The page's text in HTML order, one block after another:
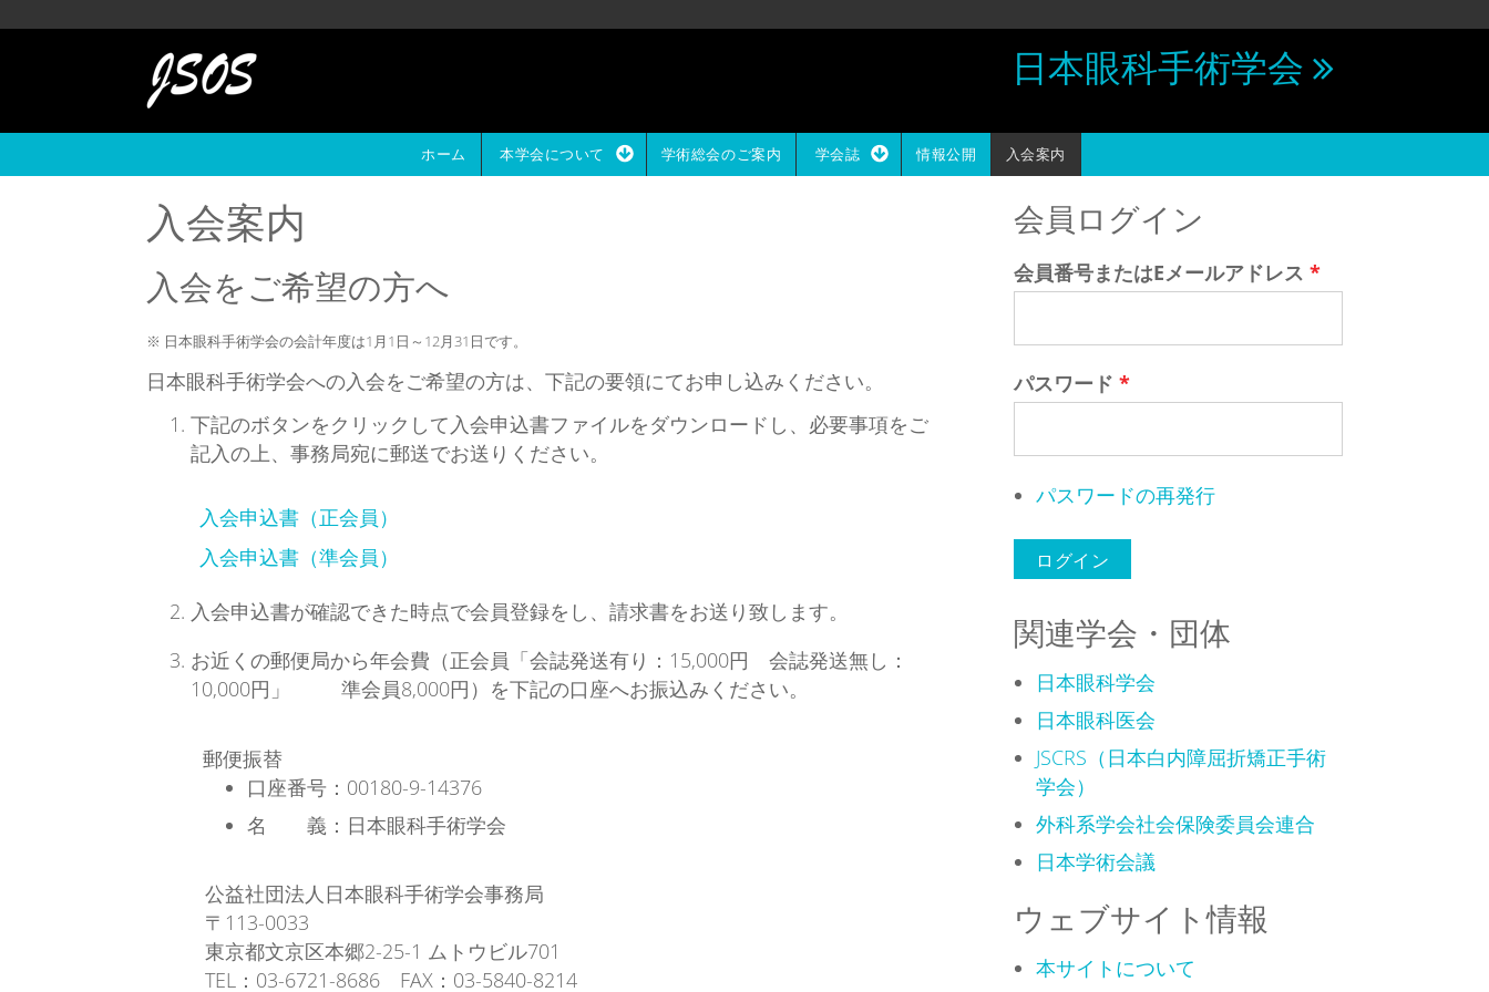
日本眼科手術学会
ホーム 本学会について 学術総会のご案内 学会誌 情報公開 入会案内
入会案内
入会をご希望の方へ
※ 日本眼科手術学会の会計年度は1月1日～12月31日です。
日本眼科手術学会への入会をご希望の方は、下記の要領にてお申し込みください。
下記のボタンをクリックして入会申込書ファイルをダウンロードし、必要事項をご
記入の上、事務局宛に郵送でお送りください。
入会申込書（正会員）
入会申込書（準会員）
入会申込書が確認できた時点で会員登録をし、請求書をお送り致します。
お近くの郵便局から年会費（正会員「会誌発送有り：15,000円 会誌発送無し：
10,000円」 準会員8,000円）を下記の口座へお振込みください。
郵便振替
口座番号：00180-9-14376
名 義：日本眼科手術学会
公益社団法人日本眼科手術学会事務局
〒113-0033
東京都文京区本郷2-25-1 ムトウビル701
TEL：03-6721-8686 FAX：03-5840-8214
会員ログイン
会員番号またはEメールアドレス*
パスワード*
パスワードの再発行
関連学会・団体
日本眼科学会
日本眼科医会
JSCRS（日本白内障屈折矯正手術
学会）
外科系学会社会保険委員会連合
日本学術会議
ウェブサイト情報
本サイトについて